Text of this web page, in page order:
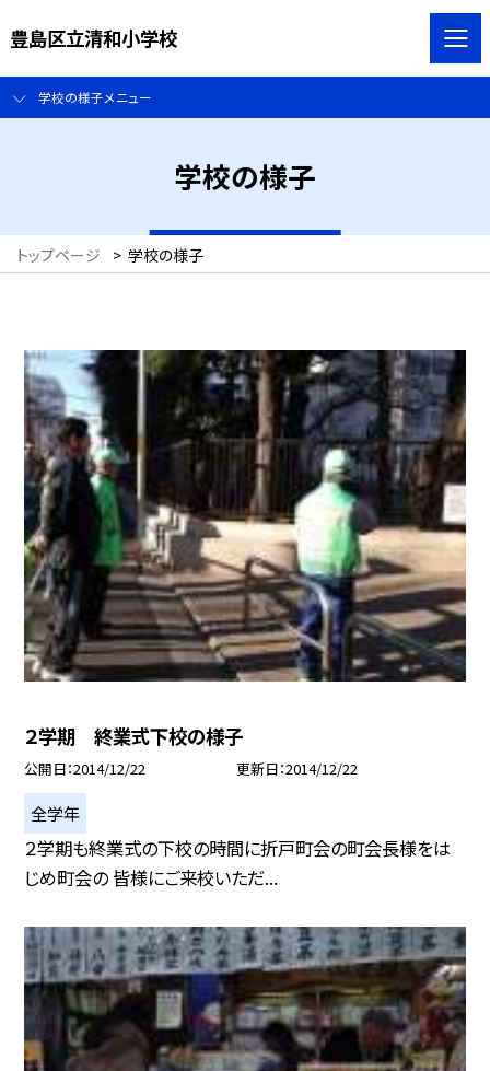
豊島区立清和小学校
学校の様子メニュー
学校の様子
トップページ > 学校の様子
２学期 終業式下校の様子
公開日 2014/12/22 更新日 2014/12/22
全学年
２学期も終業式の下校の時間に折戸町会の町会長様をは
じめ町会の 皆様にご来校いただ...